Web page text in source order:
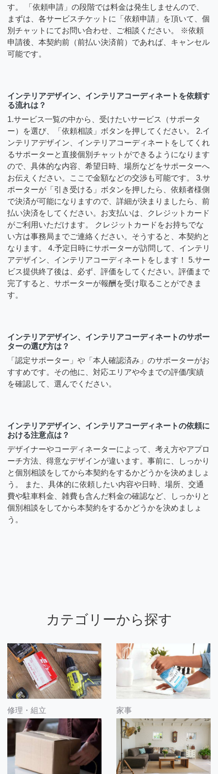
す。 「依頼申請」の段階では料金は発生しませんので、
まずは、各サービスチケットに「依頼申請」を頂いて、個
別チャットにてお問い合わせ、ご相談ください。 ※依頼
申請後、本契約前（前払い決済前）であれば、キャンセル
可能です。
インテリアデザイン、インテリアコーディネートを依頼す
る流れは？
1.サービス一覧の中から、受けたいサービス（サポータ
ー）を選び、「依頼相談」ボタンを押してください。 2.イ
ンテリアデザイン、インテリアコーディネートをしてくれ
るサポーターと直接個別チャットができるようになります
ので、具体的な内容、希望日時、場所などをサポーターへ
お伝えください。ここで金額などの交渉も可能です。 3.サ
ポーターが「引き受ける」ボタンを押したら、依頼者様側
で決済が可能になりますので、詳細が決まりましたら、前
払い決済をしてください。お支払いは、クレジットカード
がご利用いただけます。 クレジットカードをお持ちでな
い方は事務局までご連絡ください。そうすると、本契約と
なります。 4.予定日時にサポーターが訪問して、インテリ
アデザイン、インテリアコーディネートをします！ 5.サー
ビス提供終了後は、必ず、評価をしてください。評価まで
完了すると、サポーターが報酬を受け取ることができま
す。
インテリアデザイン、インテリアコーディネートのサポー
ターの選び方は？
「認定サポーター」や「本人確認済み」のサポーターがお
すすめです。その他に、対応エリアや今までの評価/実績
を確認して、選んでください。
インテリアデザイン、インテリアコーディネートの依頼に
おける注意点は？
デザイナーやコーディネーターによって、考え方やアプロ
ーチ方法、得意なデザインが違います。事前に、しっかり
と個別相談をしてから本契約をするかどうかを決めましょ
う。 また、具体的に依頼したい内容や日時、場所、交通
費や駐車料金、雑費も含んだ料金の確認など、しっかりと
個別相談をしてから本契約をするかどうかを決めましょ
う。
カテゴリーから探す
修理・組立 家事